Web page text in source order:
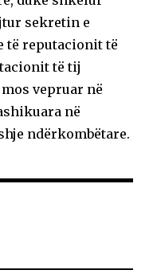
sekretin e
të reputacionit të
të tij
vepruar në
në
ndërkombëtare.